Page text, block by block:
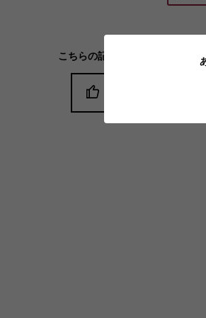
こちらの記事の内容はお役に立